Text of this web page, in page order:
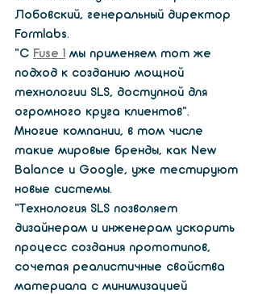
Лобовский, генеральный директор
Formlabs.
«С Fuse 1 мы применяем тот же
подход к созданию мощной
технологии SLS, доступной для
огромного круга клиентов».
Многие компании, в том числе
такие мировые бренды, как New
Balance и Google, уже тестируют
новые системы.
«Технология SLS позволяет
дизайнерам и инженерам ускорить
процесс создания прототипов,
сочетая реалистичные свойства
материала с минимизацией